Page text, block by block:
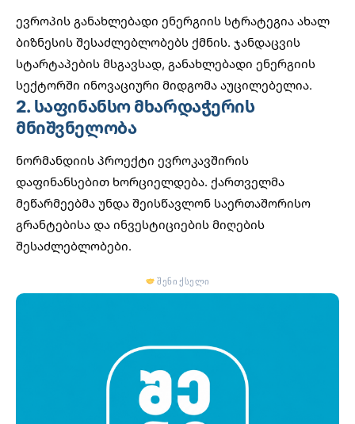
ევროპის განახლებადი ენერგიის სტრატეგია ახალ
ბიზნესის შესაძლებლობებს ქმნის. ჯანდაცვის
სტარტაპების მსგავსად, განახლებადი ენერგიის
სექტორში ინოვაციური მიდგომა აუცილებელია.
2. საფინანსო მხარდაჭერის
მნიშვნელობა
ნორმანდიის პროექტი ევროკავშირის
დაფინანსებით ხორციელდება. ქართველმა
მეწარმეებმა უნდა შეისწავლონ საერთაშორისო
გრანტებისა და ინვესტიციების მიღების
შესაძლებლობები.
შენი ქსელი